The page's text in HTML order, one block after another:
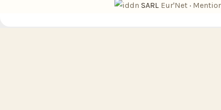
SARL Eur'Net ·